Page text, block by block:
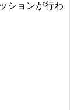
ションが行わ